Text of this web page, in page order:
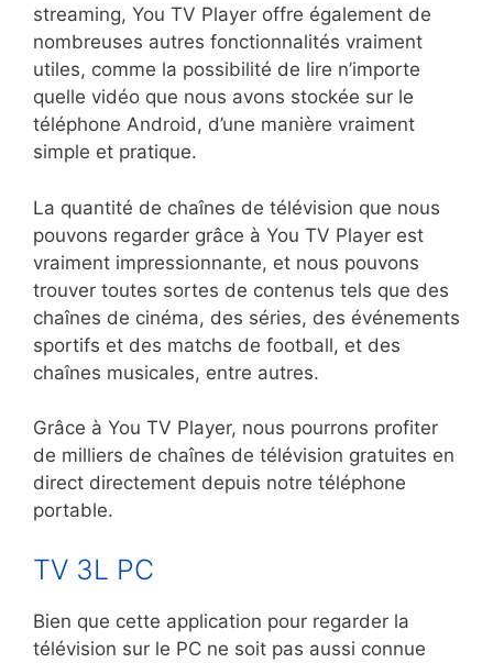
streaming, You TV Player offre également de
nombreuses autres fonctionnalités vraiment
utiles, comme la possibilité de lire n’importe
quelle vidéo que nous avons stockée sur le
téléphone Android, d’une manière vraiment
simple et pratique.
La quantité de chaînes de télévision que nous
pouvons regarder grâce à You TV Player est
vraiment impressionnante, et nous pouvons
trouver toutes sortes de contenus tels que des
chaînes de cinéma, des séries, des événements
sportifs et des matchs de football, et des
chaînes musicales, entre autres.
Grâce à You TV Player, nous pourrons profiter
de milliers de chaînes de télévision gratuites en
direct directement depuis notre téléphone
portable.
TV 3L PC
Bien que cette application pour regarder la
télévision sur le PC ne soit pas aussi connue